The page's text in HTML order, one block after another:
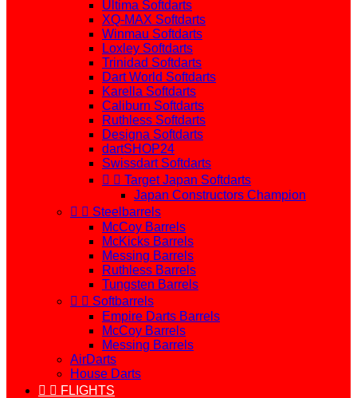
Ultima Softdarts
XQ-MAX Softdarts
Winmau Softdarts
Loxley Softdarts
Trinidad Softdarts
Dart World Softdarts
Karella Softdarts
Caliburn Softdarts
Ruthless Softdarts
Designa Softdarts
dartSHOP24
Swissdart Softdarts
  Target Japan Softdarts
Japan Constructors Champion
  Steelbarrels
McCoy Barrels
McKicks Barrels
Messing Barrels
Ruthless Barrels
Tungsten Barrels
  Softbarrels
Empire Darts Barrels
McCoy Barrels
Messing Barrels
AirDarts
House Darts
  FLIGHTS